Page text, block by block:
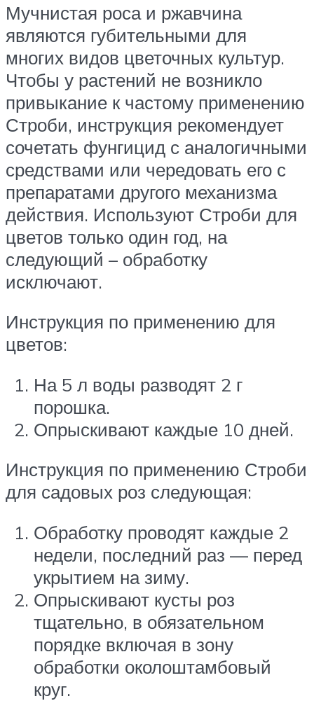
Мучнистая роса и ржавчина
являются губительными для
многих видов цветочных культур.
Чтобы у растений не возникло
привыкание к частому применению
Строби, инструкция рекомендует
сочетать фунгицид с аналогичными
средствами или чередовать его с
препаратами другого механизма
действия. Используют Строби для
цветов только один год, на
следующий – обработку
исключают.
Инструкция по применению для
цветов:
На 5 л воды разводят 2 г
порошка.
Опрыскивают каждые 10 дней.
Инструкция по применению Строби
для садовых роз следующая:
Обработку проводят каждые 2
недели, последний раз — перед
укрытием на зиму.
Опрыскивают кусты роз
тщательно, в обязательном
порядке включая в зону
обработки околоштамбовый
круг.